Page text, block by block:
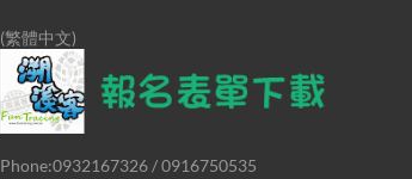
(繁體中文)
Phone:0932167326 / 0916750535